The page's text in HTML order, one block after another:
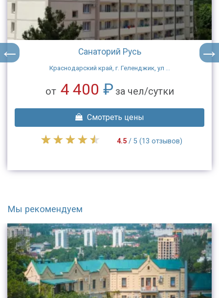
Санаторий Русь
Краснодарский край, г. Геленджик, ул ...
от 4 400 ₽ за чел/сутки
Смотреть цены
4.5/ 5 (13 отзывов)
Мы рекомендуем